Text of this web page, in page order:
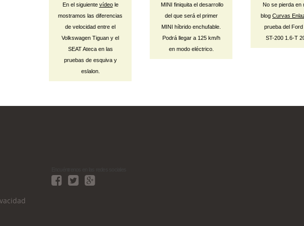
En el siguiente vídeole
mostramos las diferencias
de velocidad entre el
Volkswagen Tiguan y el
SEAT Ateca en las
pruebas de esquiva y
eslalon.
MINI finiquita el desarrollo
del que será el primer
MINI híbrido enchufable.
Podrá llegar a 125 km/h
en modo eléctrico.
No se pierda en
blog Curvas
prueba del
ST-200 1.6-T